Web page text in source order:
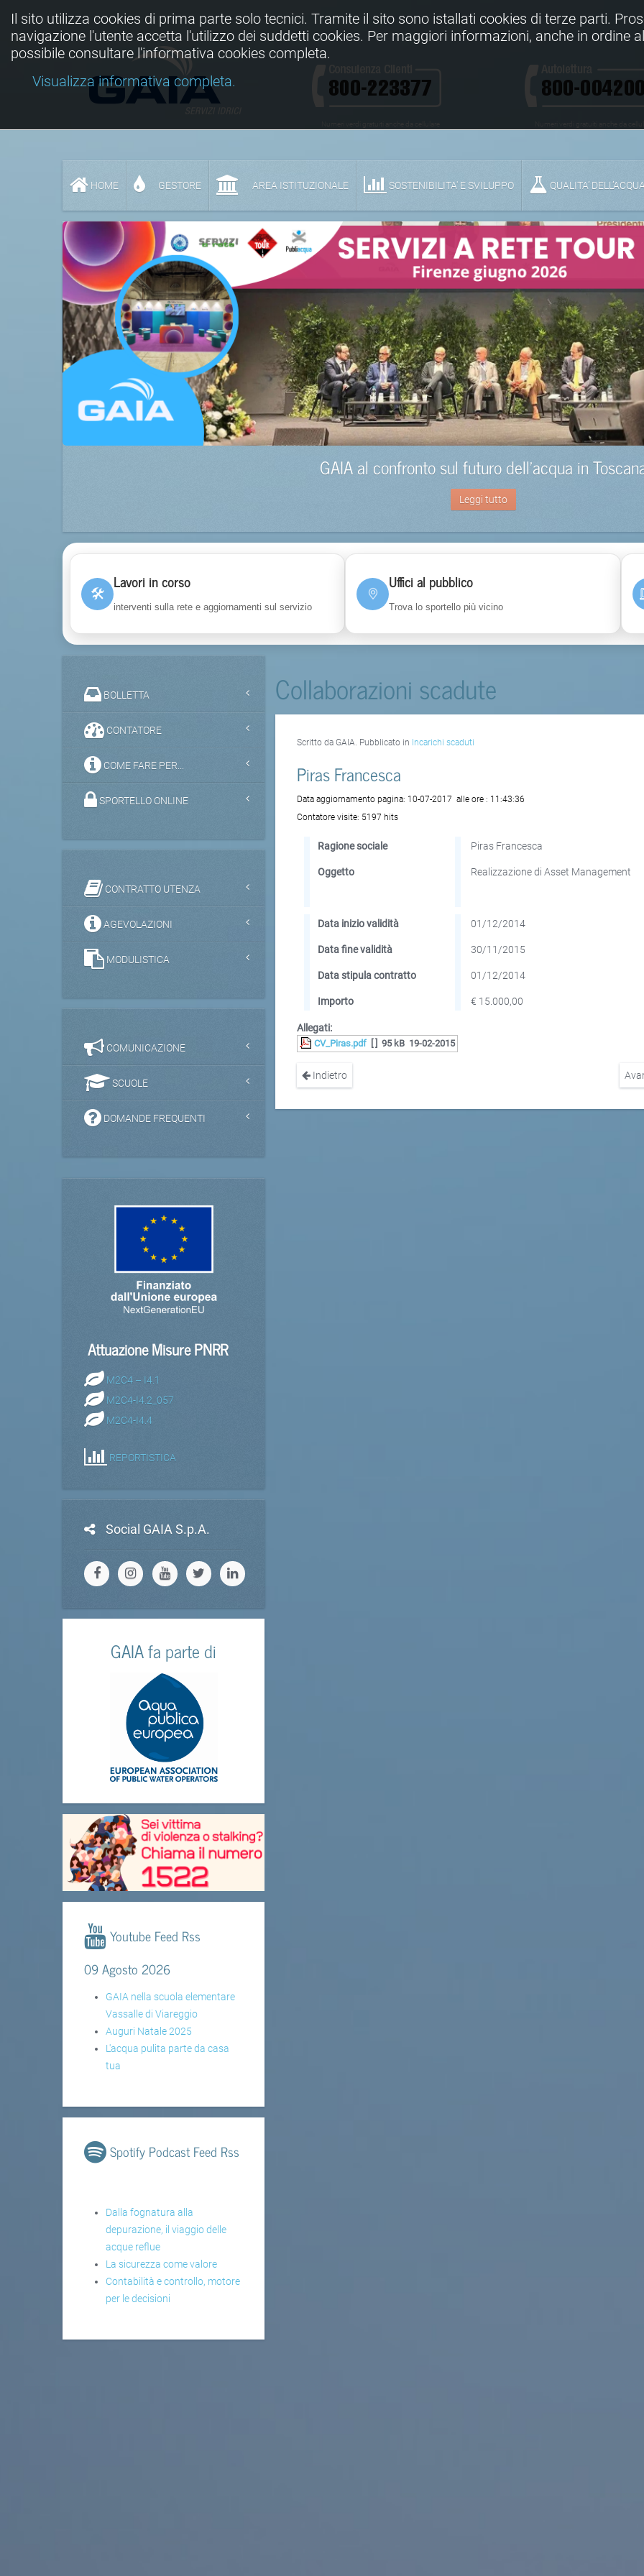
HOME GESTORE AREA ISTITUZIONALE SOSTENIBILITA' E SVILUPPO QUALITA’
GAIA al confronto sul futuro dell’acqua in
Leggi tutto
🛠
Lavori in corso
interventi sulla rete e aggiornamenti sul servizio
Uffici al pubblico
Trova lo sportello più vicino
Collaborazioni scadute
Scritto da GAIA. Pubblicato in Incarichi scaduti
Piras Francesca
Data aggiornamento pagina: 10-07-2017 alle ore : 11:43:36
Contatore visite: 5197 hits
Ragione sociale Piras Francesca
Oggetto Realizzazione di Asset Management
Data inizio validità 01/12/2014
Data fine validità 30/11/2015
Data stipula contratto 01/12/2014
Importo € 15.000,00
Allegati:
CV_Piras.pdf [ ] 95 kB 19-02-2015
Indietro
BOLLETTA
CONTATORE
COME FARE PER...
SPORTELLO ONLINE
CONTRATTO UTENZA
AGEVOLAZIONI
MODULISTICA
COMUNICAZIONE
SCUOLE
DOMANDE FREQUENTI
Attuazione Misure PNRR
M2C4 – I4.1
M2C4-I4.2_057
M2C4-I4.4
REPORTISTICA
Social GAIA S.p.A.
GAIA fa parte di
Youtube Feed Rss
09 Agosto 2026
GAIA nella scuola elementare
Vassalle di Viareggio
Auguri Natale 2025
L'acqua pulita parte da casa
tua
Spotify Podcast Feed Rss
Dalla fognatura alla
depurazione, il viaggio delle
acque reflue
La sicurezza come valore
Contabilità e controllo, motore
per le decisioni
Il sito utilizza cookies di prima parte solo tecnici. Tramite il sito sono istallati cookies di terze parti.
navigazione l'utente accetta l'utilizzo dei suddetti cookies. Per maggiori informazioni, anche in ordine
possibile consultare l'informativa cookies completa.
Visualizza informativa completa.